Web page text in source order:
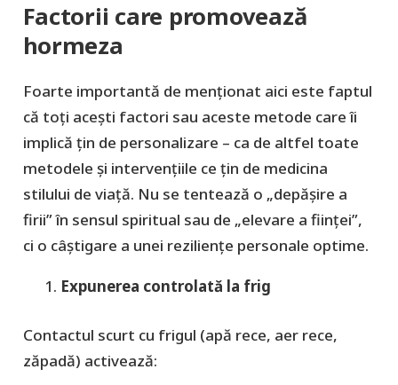
Factorii care promovează
hormeza
Foarte importantă de menţionat aici este faptul
că toţi aceşti factori sau aceste metode care îi
implică ţin de personalizare – ca de altfel toate
metodele şi intervenţiile ce ţin de medicina
stilului de viaţă. Nu se tentează o „depăşire a
firii” în sensul spiritual sau de „elevare a fiinţei”,
ci o câştigare a unei rezilienţe personale optime.
Expunerea controlată la frig
Contactul scurt cu frigul (apă rece, aer rece,
zăpadă) activează: